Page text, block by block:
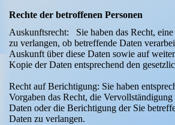
Rechte der betroffenen Personen
Auskunftsrecht: Sie haben das Recht,
zu verlangen, ob betreffende Daten
Auskunft über diese Daten sowie auf
Kopie der Daten entsprechend den
Recht auf Berichtigung: Sie haben
Vorgaben das Recht, die Vervollständigung
Daten oder die Berichtigung der Sie
Daten zu verlangen.